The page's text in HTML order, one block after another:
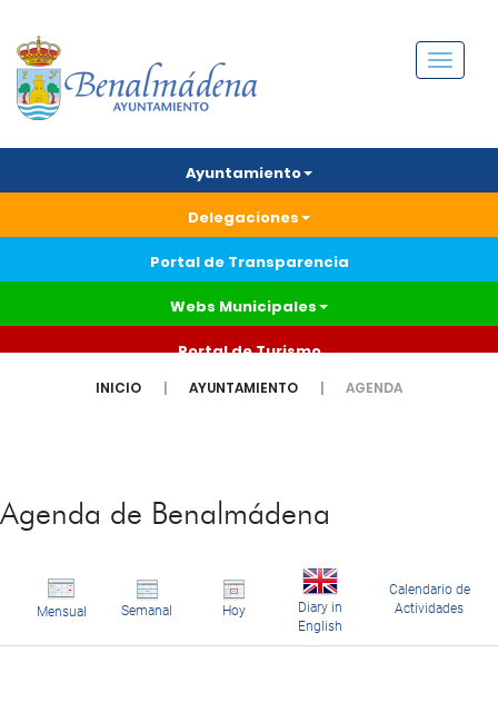
Menú
Ayuntamiento
Delegaciones
Portal de Transparencia
Webs Municipales
Portal de Turismo
INICIO AYUNTAMIENTO AGENDA
Agenda de Benalmádena
Mensual Semanal Hoy
Diary in
English
Calendario de
Actividades